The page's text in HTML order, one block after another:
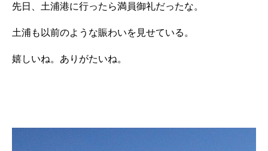
先日、土浦港に行ったら満員御礼だったな。
土浦も以前のような賑わいを見せている。
嬉しいね。ありがたいね。